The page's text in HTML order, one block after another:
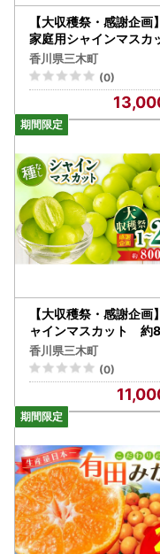
【大収穫祭・感謝企画
家庭用シャインマスカ
約1.3kg以上(2～3房)
シャインマスカット マス
カット ぶどう ブドウ
果物 フルーツ 新鮮 く
の 国産 ギフト お裾分
人気 種なし 皮ごと食べ
れる ジューシー 糖度
い 季節限定 おすすめ 旬
果物 香川 香川県 三木
家庭用 訳あり
47
香川県三木町
(0)
【大収穫祭・感謝企画
ャインマスカット 約
0g以上(1～2房) | シャイ
ンマスカット マスカッ
ぶどう ブドウ 葡萄 果
ルーツ 新鮮 くだもの
ギフト お裾分け 旬 人
なし 皮ごと食べられる
ューシー 糖度が高い
限定 おすすめ 旬の果物
川 香川県 三木町
6-145
香川県三木町
(0)